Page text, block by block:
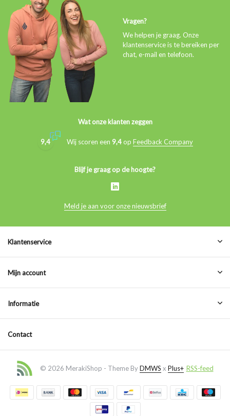
Vragen?
We helpen je graag. Onze
klantenservice is te bereiken per
chat, e-mail en telefoon.
Wat onze klanten zeggen
9,4 Wij scoren een 9,4op Feedback Company
Blijf je graag op de hoogte?
Meld je aan voor onze nieuwsbrief
Klantenservice
Mijn account
Informatie
Contact
© 2026 MerakiShop - Theme ByDMWS x Plus+ RSS-feed